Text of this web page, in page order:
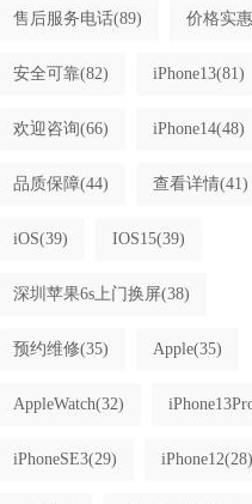
售后服务电话(89) 价格实惠
安全可靠(82) iPhone13(81)
欢迎咨询(66) iPhone14(48)
品质保障(44) 查看详情(41)
iOS(39) IOS15(39)
深圳苹果6s上门换屏(38)
预约维修(35) Apple(35)
AppleWatch(32)
iPhoneSE3(29) iPhone12(28)